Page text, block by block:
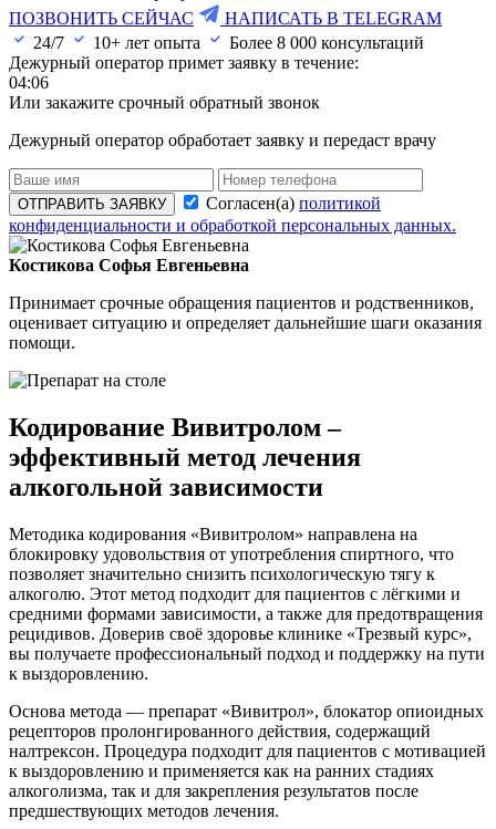
ПОЗВОНИТЬ СЕЙЧАС
НАПИСАТЬ В TELEGRAM
24/7
10+ лет опыта Более 8 000 консультаций
Дежурный оператор примет заявку в течение:
04:05
Или закажите срочный обратный звонок
Дежурный оператор обработает заявку и передаст врачу
ОТПРАВИТЬ ЗАЯВКУ Согласен(а) политикой
конфиденциальности и обработкой персональных данных.
Костикова Софья Евгеньевна
Принимает срочные обращения пациентов и родственников,
оценивает ситуацию и определяет дальнейшие шаги оказания
помощи.
Кодирование Вивитролом –
эффективный метод лечения
алкогольной зависимости
Методика кодирования «Вивитролом» направлена на
блокировку удовольствия от употребления спиртного, что
позволяет значительно снизить психологическую тягу к
алкоголю. Этот метод подходит для пациентов с лёгкими и
средними формами зависимости, а также для предотвращения
рецидивов. Доверив своё здоровье клинике «Трезвый курс»,
вы получаете профессиональный подход и поддержку на пути
к выздоровлению.
Основа метода — препарат «Вивитрол», блокатор опиоидных
рецепторов пролонгированного действия, содержащий
налтрексон. Процедура подходит для пациентов с мотивацией
к выздоровлению и применяется как на ранних стадиях
алкоголизма, так и для закрепления результатов после
предшествующих методов лечения.